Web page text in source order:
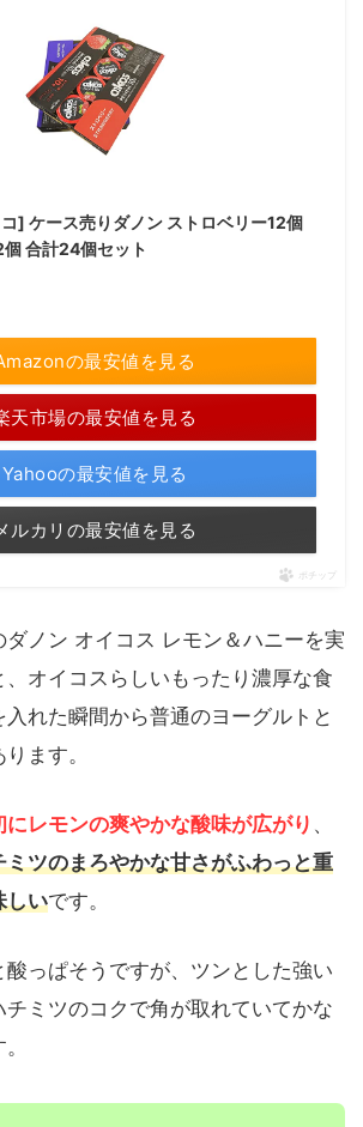
] ケース売りダノン ストロベリー12個
合計24個セット
の最安値を見る
天市場の最安値を見る
Yahooの最安値を見る
ルカリの最安値を見る
ポチップ
ダノン オイコス レモン＆ハニーを実
オイコスらしいもったり濃厚な食
れた瞬間から普通のヨーグルトと
ます。
にレモンの爽やかな酸味が広がり 、
ミツのまろやかな甘さがふわっと重
しいです。
酸っぱそうですが、ツンとした強い
ミツのコクで角が取れていてかな